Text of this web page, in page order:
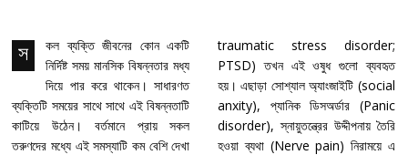
স
কল ব্যক্তি জীবনের কোন একটি
নির্দিষ্ট সময় মানসিক বিষন্নতার মধ্য
দিয়ে পার করে থাকেন। সাধারণত
ব্যক্তিটি সময়ের সাথে সাথে এই বিষন্নতাটি
কাটিয়ে উঠেন। বর্তমানে প্রায় সকল
তরুণদের মধ্যে এই সমস্যাটি কম বেশি দেখা
traumatic stress disorder;
PTSD) তখন এই ওষুধ গুলো ব্যবহৃত
হয়। এছাড়া সোশ্যাল অ্যাংজাইটি (social
anxity), প্যানিক ডিসঅর্ডার (Panic
disorder), স্নায়ুতন্ত্রের উদ্দীপনায় তৈরি
হওয়া ব্যথা (Nerve pain) নিরাময়ে এ